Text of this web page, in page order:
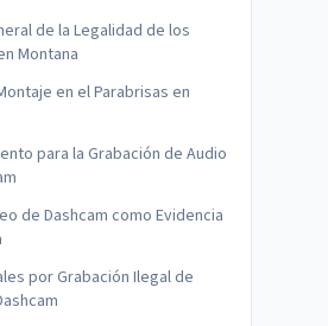
de la Legalidad de los
Montana
en el Parabrisas en
para la Grabación de Audio
de Dashcam como Evidencia
por Grabación Ilegal de